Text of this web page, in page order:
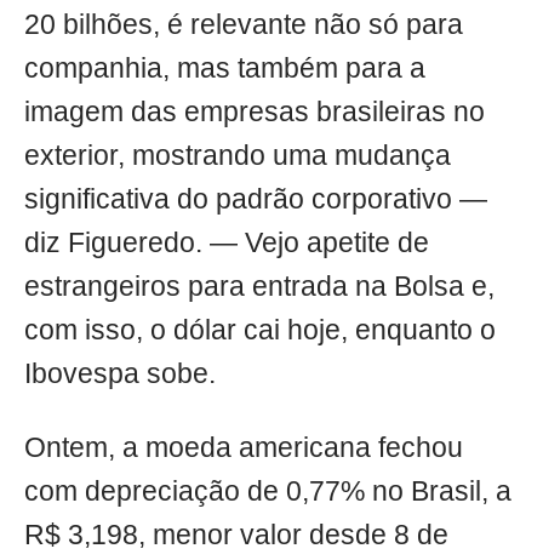
20 bilhões, é relevante não só para
companhia, mas também para a
imagem das empresas brasileiras no
exterior, mostrando uma mudança
significativa do padrão corporativo —
diz Figueredo. — Vejo apetite de
estrangeiros para entrada na Bolsa e,
com isso, o dólar cai hoje, enquanto o
Ibovespa sobe.
Ontem, a moeda americana fechou
com depreciação de 0,77% no Brasil, a
R$ 3,198, menor valor desde 8 de